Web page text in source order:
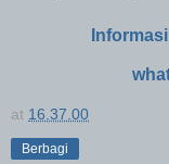
at 16.37.00
Berbagi